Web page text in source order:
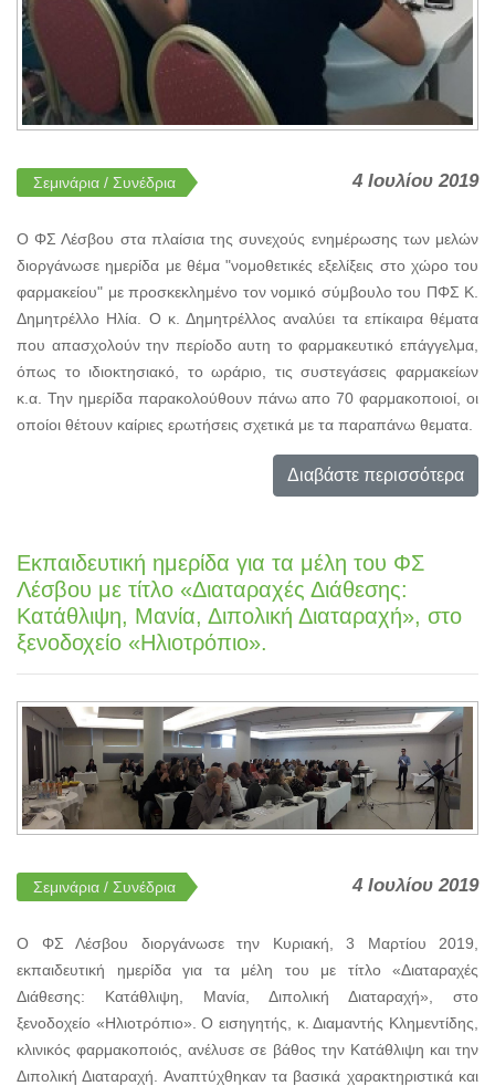
Σεμινάρια / Συνέδρια 4 Ιουλίου 2019
Ο ΦΣ Λέσβου στα πλαίσια της συνεχούς ενημέρωσης των μελών
διοργάνωσε ημερίδα με θέμα "νομοθετικές εξελίξεις στο χώρο του
φαρμακείου" με προσκεκλημένο τον νομικό σύμβουλο του ΠΦΣ Κ.
Δημητρέλλο Ηλία. Ο κ. Δημητρέλλος αναλύει τα επίκαιρα θέματα
που απασχολούν την περίοδο αυτη το φαρμακευτικό επάγγελμα,
όπως το ιδιοκτησιακό, το ωράριο, τις συστεγάσεις φαρμακείων
κ.α. Την ημερίδα παρακολούθουν πάνω απο 70 φαρμακοποιοί, οι
οποίοι θέτουν καίριες ερωτήσεις σχετικά με τα παραπάνω θεματα.
Διαβάστε περισσότερα
Εκπαιδευτική ημερίδα για τα μέλη του ΦΣ
Λέσβου με τίτλο «Διαταραχές Διάθεσης:
Κατάθλιψη, Μανία, Διπολική Διαταραχή», στο
ξενοδοχείο «Ηλιοτρόπιο».
Σεμινάρια / Συνέδρια 4 Ιουλίου 2019
Ο ΦΣ Λέσβου διοργάνωσε την Κυριακή, 3 Μαρτίου 2019,
εκπαιδευτική ημερίδα για τα μέλη του με τίτλο «Διαταραχές
Διάθεσης: Κατάθλιψη, Μανία, Διπολική Διαταραχή», στο
ξενοδοχείο «Ηλιοτρόπιο». Ο εισηγητής, κ. Διαμαντής Κλημεντίδης,
κλινικός φαρμακοποιός, ανέλυσε σε βάθος την Κατάθλιψη και την
Διπολική Διαταραχή. Αναπτύχθηκαν τα βασικά χαρακτηριστικά και